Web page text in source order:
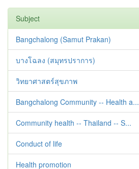
Subject
Bangchalong (Samut Prakan)
บางโฉลง (สมุทรปราการ)
วิทยาศาสตร์สุขภาพ
Bangchalong Community -- Health a...
Community health -- Thailand -- S...
Conduct of life
Health promotion